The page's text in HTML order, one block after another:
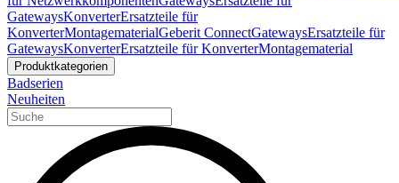
GatewaysKonverterErsatzteile für
KonverterMontagematerialGeberit ConnectGatewaysErsatzteile für
GatewaysKonverterErsatzteile für KonverterMontagematerial
Produktkategorien
Badserien
Neuheiten